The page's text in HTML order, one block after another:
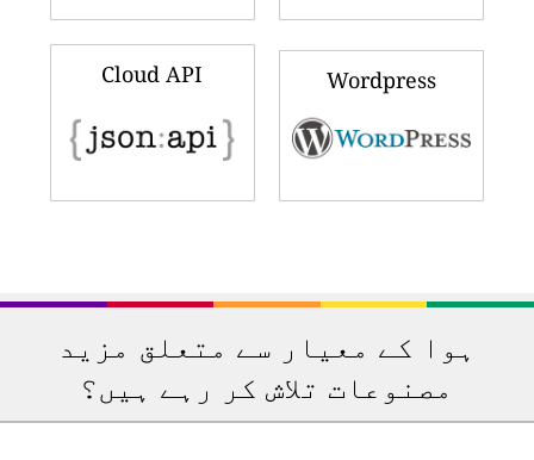
Wordpress
Cloud API
ہوا کے معیار سے متعلق مزید
مصنوعات تلاش کر رہے ہیں؟